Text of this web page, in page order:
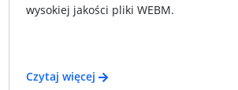
wysokiej jakości pliki WEBM.
Czytaj więcej